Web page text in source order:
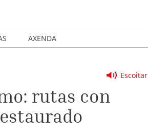
AXENDA
Escoitar
rutas con